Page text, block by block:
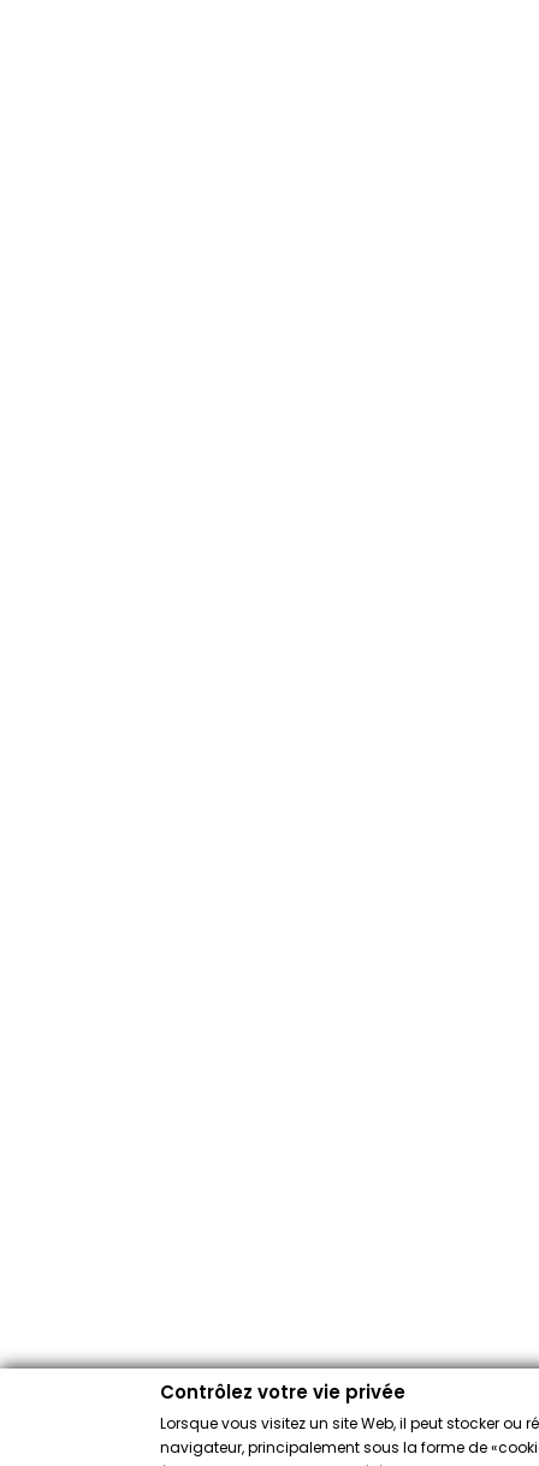
Contrôlez votre vie privée
Lorsque vous visitez un site Web, il peut stocker ou
navigateur, principalement sous la forme de